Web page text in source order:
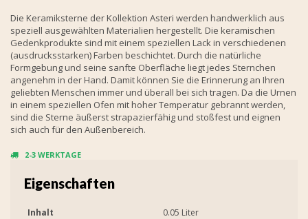
Die Keramiksterne der Kollektion Asteri werden handwerklich aus
speziell ausgewählten Materialien hergestellt. Die keramischen
Gedenkprodukte sind mit einem speziellen Lack in verschiedenen
(ausdrucksstarken) Farben beschichtet. Durch die natürliche
Formgebung und seine sanfte Oberfläche liegt jedes Sternchen
angenehm in der Hand. Damit können Sie die Erinnerung an Ihren
geliebten Menschen immer und überall bei sich tragen. Da die Urnen
in einem speziellen Ofen mit hoher Temperatur gebrannt werden,
sind die Sterne äußerst strapazierfähig und stoßfest und eignen
sich auch für den Außenbereich.
2-3 WERKTAGE
Eigenschaften
Inhalt
0.05 Liter